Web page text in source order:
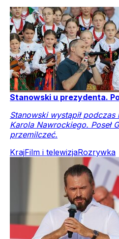
Stanowski u prezydenta.
Stanowski wystąpił
Karola Nawrockiego. Poseł
przemilczeć.
KrajFilm i telewizjaRozrywka